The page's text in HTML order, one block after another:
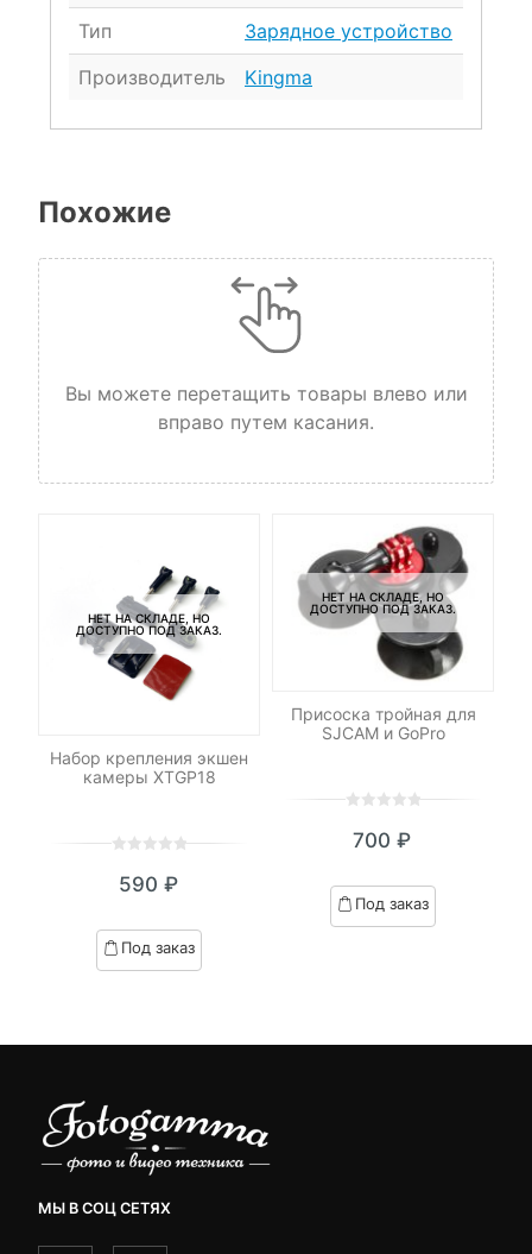
Тип
Зарядное устройство
Производитель
Kingma
Похожие
Вы можете перетащить товары влево или
вправо путем касания.
НЕТ НА СКЛАДЕ, НО
ДОСТУПНО ПОД ЗАКАЗ.
Набор крепления экшен
камеры XTGP18
out
based
on
590 ₽
Под заказ
НЕТ НА СКЛАДЕ, НО
ДОСТУПНО ПОД ЗАКАЗ.
Присоска тройная для
SJCAM и GoPro
out
based
on
700 ₽
Под заказ
МЫ В СОЦ СЕТЯХ